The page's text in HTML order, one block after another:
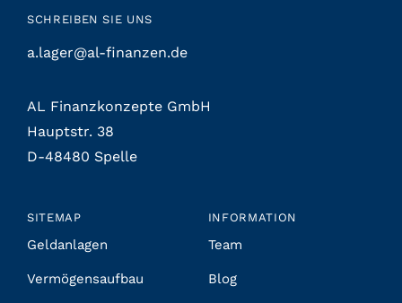
SCHREIBEN SIE UNS
a.lager@al-finanzen.de
AL Finanzkonzepte GmbH
Hauptstr. 38
D-48480 Spelle
SITEMAP
Geldanlagen
Vermögensaufbau
INFORMATION
Team
Blog